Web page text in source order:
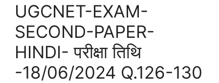
UGCNET-EXAM-
SECOND-PAPER-
HINDI- परीक्षा तिथि
-18/06/2024 Q.126-130